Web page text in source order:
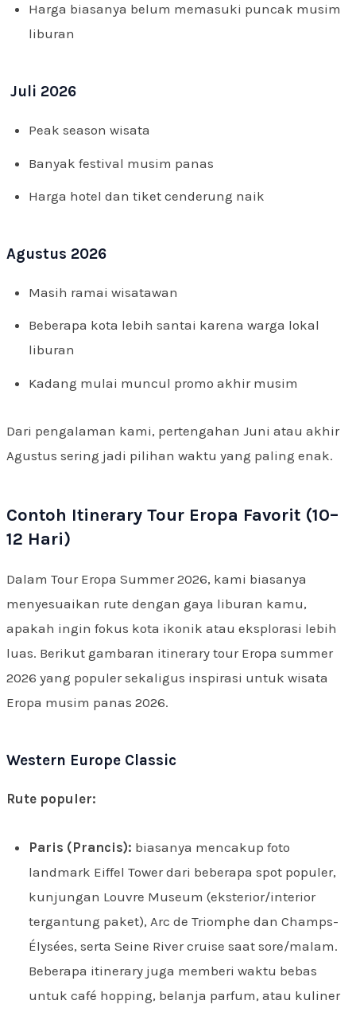
Harga biasanya belum memasuki puncak musim
liburan
Juli 2026
Peak season wisata
Banyak festival musim panas
Harga hotel dan tiket cenderung naik
Agustus 2026
Masih ramai wisatawan
Beberapa kota lebih santai karena warga lokal
liburan
Kadang mulai muncul promo akhir musim
Dari pengalaman kami, pertengahan Juni atau akhir
Agustus sering jadi pilihan waktu yang paling enak.
Contoh Itinerary Tour Eropa Favorit (10–
12 Hari)
Dalam Tour Eropa Summer 2026, kami biasanya
menyesuaikan rute dengan gaya liburan kamu,
apakah ingin fokus kota ikonik atau eksplorasi lebih
luas. Berikut gambaran itinerary tour Eropa summer
2026 yang populer sekaligus inspirasi untuk wisata
Eropa musim panas 2026.
Western Europe Classic
Rute populer:
Paris (Prancis): biasanya mencakup foto
landmark Eiffel Tower dari beberapa spot populer,
kunjungan Louvre Museum (eksterior/interior
tergantung paket), Arc de Triomphe dan Champs-
Élysées, serta Seine River cruise saat sore/malam.
Beberapa itinerary juga memberi waktu bebas
untuk café hopping, belanja parfum, atau kuliner